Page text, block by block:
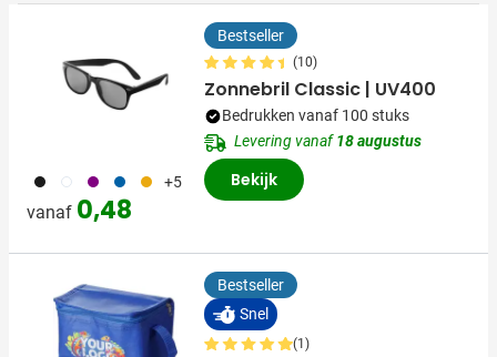
001 002 024 005 006 +5
vanaf 0,48
Bestseller
(10)
Zonnebril Classic | UV400
Bedrukken vanaf 100 stuks
Levering vanaf18 augustus
Bekijk
Bestseller
Snel
(1)